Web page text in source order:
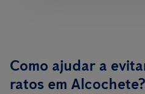
Como ajudar a
ratos em Alcochete?